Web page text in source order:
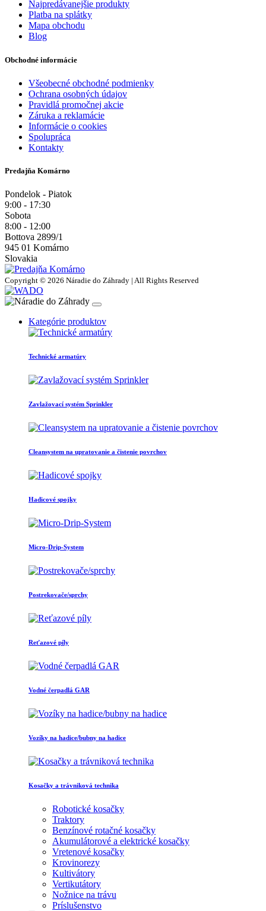
Najpredávanejšie produkty
Platba na splátky
Mapa obchodu
Blog
Obchodné informácie
Všeobecné obchodné podmienky
Ochrana osobných údajov
Pravidlá promočnej akcie
Záruka a reklamácie
Informácie o cookies
Spolupráca
Kontakty
Predajňa Komárno
Pondelok - Piatok
9:00 - 17:30
Sobota
8:00 - 12:00
Bottova 2899/1
945 01 Komárno
Slovakia
Copyright © 2026 Náradie do Záhrady | All Rights Reserved
Kategórie produktov
Technické armatúry
Zavlažovací systém Sprinkler
Cleansystem na upratovanie a čistenie povrchov
Hadicové spojky
Micro-Drip-System
Postrekovače/sprchy
Reťazové píly
Vodné čerpadlá GAR
Vozíky na hadice/bubny na hadice
Kosačky a trávniková technika
Robotické kosačky
Traktory
Benzínové rotačné kosačky
Akumulátorové a elektrické kosačky
Vretenové kosačky
Krovinorezy
Kultivátory
Vertikutátory
Nožnice na trávu
Príslušenstvo